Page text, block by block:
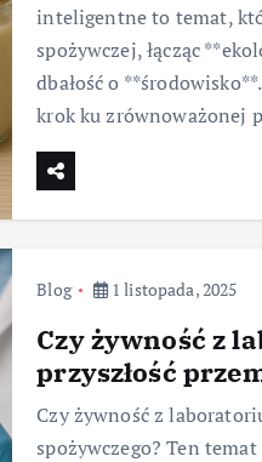
inteligentne to temat,
spożywczej, łącząc
dbałość o
krok ku zrównoważonej
Blog 1 listopada, 2025
Czy żywność z
przyszłość
Czy żywność z
spożywczego? Ten